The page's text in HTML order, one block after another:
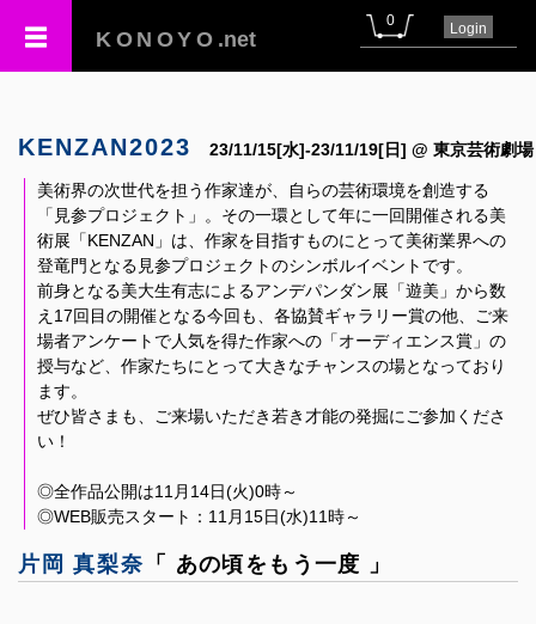
KONOYO .net
0 Login
KENZAN2023 23/11/15[水]-23/11/19[日] @ 東京芸術劇場
美術界の次世代を担う作家達が、自らの芸術環境を創造する
「見参プロジェクト」。その一環として年に一回開催される美
術展「KENZAN」は、作家を目指すものにとって美術業界への
登竜門となる見参プロジェクトのシンボルイベントです。
前身となる美大生有志によるアンデパンダン展「遊美」から数
え17回目の開催となる今回も、各協賛ギャラリー賞の他、ご来
場者アンケートで人気を得た作家への「オーディエンス賞」の
授与など、作家たちにとって大きなチャンスの場となっており
ます。
ぜひ皆さまも、ご来場いただき若き才能の発掘にご参加くださ
い！
◎全作品公開は11月14日(火)0時～
◎WEB販売スタート：11月15日(水)11時～
片岡 真梨奈 「 あの頃をもう一度 」